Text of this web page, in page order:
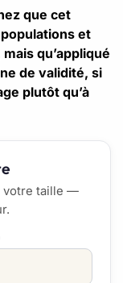
que cet
et
qu’appliqué
de validité, si
plutôt qu’à
votre taille —